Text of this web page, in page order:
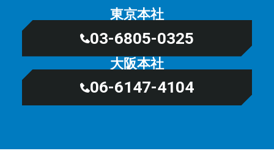
東京本社
03-6805-0325
大阪本社
06-6147-4104